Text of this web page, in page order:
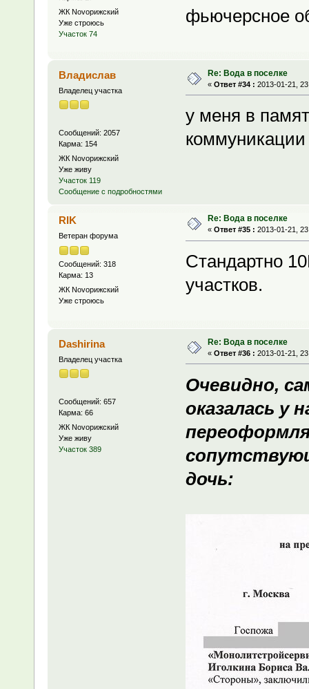
ЖК Novoрижский
Уже строюсь
Участок 74
фьючерсное
Владислав
Владелец участка
Сообщений: 2057
Карма: 154
ЖК Novoрижский
Уже живу
Участок 119
Сообщение с подробностями
Re: Вода в поселке
« Ответ #34 : 2013-01-21,
у меня в
коммуникации
RIK
Ветеран форума
Сообщений: 318
Карма: 13
ЖК Novoрижский
Уже строюсь
Re: Вода в поселке
« Ответ #35 : 2013-01-21,
Стандартно
участков.
Dashirina
Владелец участка
Сообщений: 657
Карма: 66
ЖК Novoрижский
Уже живу
Участок 389
Re: Вода в поселке
« Ответ #36 : 2013-01-21,
Очевидно,
оказалась у
дочь: